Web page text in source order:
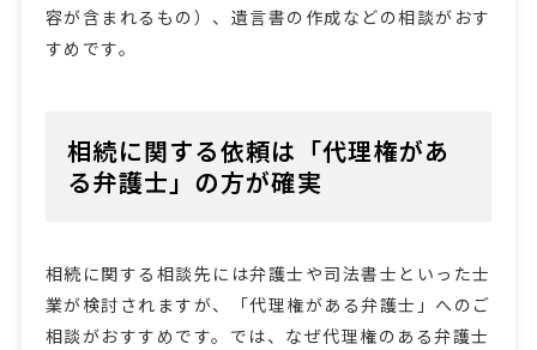
容が含まれるもの）、遺言書の作成などの相談がおす
すめです。
相続に関する依頼は「代理権があ
る弁護士」の方が確実
相続に関する相談先には弁護士や司法書士といった士
業が検討されますが、「代理権がある弁護士」へのご
相談がおすすめです。では、なぜ代理権のある弁護士